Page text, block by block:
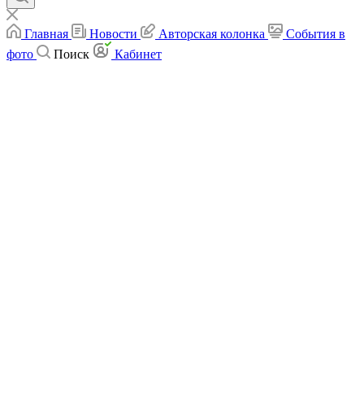
Главная Новости Авторская колонка
События в
фото
Поиск Кабинет